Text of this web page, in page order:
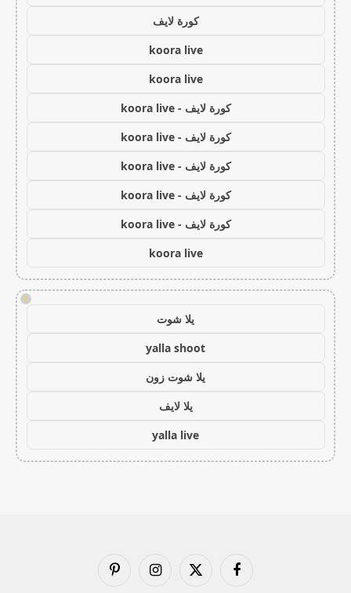
كورة لايف
koora live
koora live
كورة لايف - koora live
كورة لايف - koora live
كورة لايف - koora live
كورة لايف - koora live
كورة لايف - koora live
koora live
!
يلا شوت
yalla shoot
يلا شوت زون
يلا لايف
yalla live
فيسبوك
X
الانستغرامبينتيريست